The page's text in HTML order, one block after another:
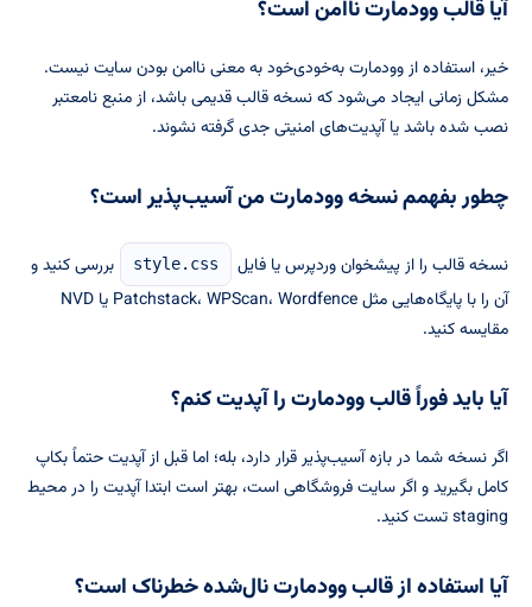
آیا قالب وودمارت ناامن است؟
خیر، استفاده از وودمارت به‌خودی‌خود به معنی ناامن بودن سایت نیست.
مشکل زمانی ایجاد می‌شود که نسخه قالب قدیمی باشد، از منبع نامعتبر
نصب شده باشد یا آپدیت‌های امنیتی جدی گرفته نشوند.
چطور بفهمم نسخه وودمارت من آسیب‌پذیر است؟
نسخه قالب را از پیشخوان وردپرس یا فایل style.css
بررسی کنید و
آن را با پایگاه‌هایی مثل Patchstack، WPScan، Wordfence یا NVD
مقایسه کنید.
آیا باید فوراً قالب وودمارت را آپدیت کنم؟
اگر نسخه شما در بازه آسیب‌پذیر قرار دارد، بله؛ اما قبل از آپدیت حتماً بکاپ
کامل بگیرید و اگر سایت فروشگاهی است، بهتر است ابتدا آپدیت را در محیط
staging تست کنید.
آیا استفاده از قالب وودمارت نال‌شده خطرناک است؟